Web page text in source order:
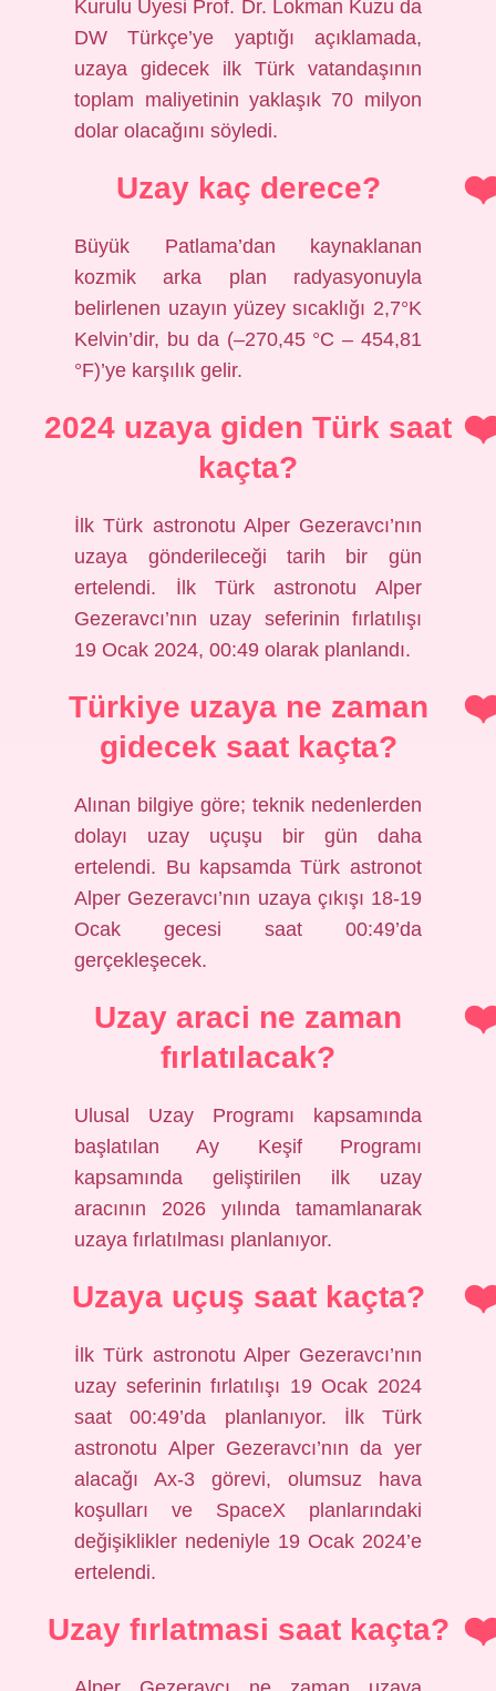
Kurulu Üyesi Prof. Dr. Lokman Kuzu da
DW Türkçe’ye yaptığı açıklamada,
uzaya gidecek ilk Türk vatandaşının
toplam maliyetinin yaklaşık 70 milyon
dolar olacağını söyledi.
Uzay kaç derece?
Büyük Patlama’dan kaynaklanan
kozmik arka plan radyasyonuyla
belirlenen uzayın yüzey sıcaklığı 2,7°K
Kelvin’dir, bu da (–270,45 °C – 454,81
°F)’ye karşılık gelir.
2024 uzaya giden Türk saat
kaçta?
İlk Türk astronotu Alper Gezeravcı’nın
uzaya gönderileceği tarih bir gün
ertelendi. İlk Türk astronotu Alper
Gezeravcı’nın uzay seferinin fırlatılışı
19 Ocak 2024, 00:49 olarak planlandı.
Türkiye uzaya ne zaman
gidecek saat kaçta?
Alınan bilgiye göre; teknik nedenlerden
dolayı uzay uçuşu bir gün daha
ertelendi. Bu kapsamda Türk astronot
Alper Gezeravcı’nın uzaya çıkışı 18-19
Ocak gecesi saat 00:49’da
gerçekleşecek.
Uzay araci ne zaman
fırlatılacak?
Ulusal Uzay Programı kapsamında
başlatılan Ay Keşif Programı
kapsamında geliştirilen ilk uzay
aracının 2026 yılında tamamlanarak
uzaya fırlatılması planlanıyor.
Uzaya uçuş saat kaçta?
İlk Türk astronotu Alper Gezeravcı’nın
uzay seferinin fırlatılışı 19 Ocak 2024
saat 00:49’da planlanıyor. İlk Türk
astronotu Alper Gezeravcı’nın da yer
alacağı Ax-3 görevi, olumsuz hava
koşulları ve SpaceX planlarındaki
değişiklikler nedeniyle 19 Ocak 2024’e
ertelendi.
Uzay fırlatmasi saat kaçta?